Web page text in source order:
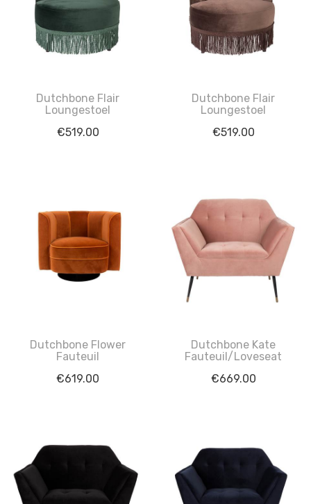
Dutchbone Flair
Loungestoel
€519.00
Dutchbone Flair
Loungestoel
€519.00
Dutchbone Flower
Fauteuil
€619.00
Dutchbone Kate
Fauteuil/Loveseat
€669.00